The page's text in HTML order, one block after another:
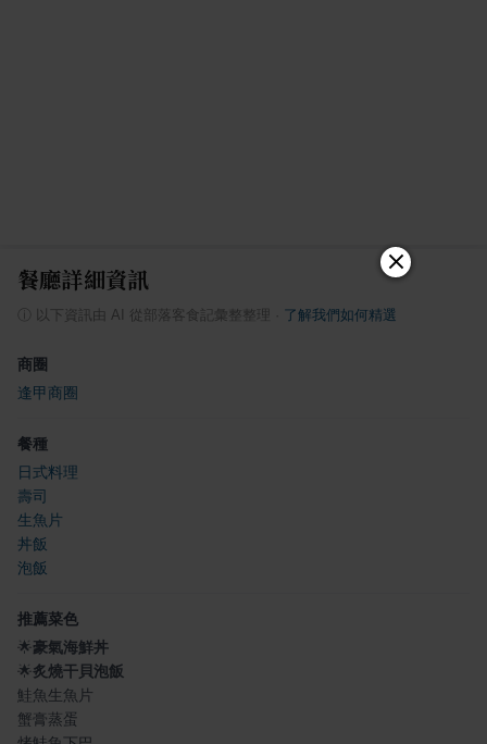
餐廳詳細資訊
ⓘ 以下資訊由 AI 從部落客食記彙整整理 了解我們如何精選
商圈
逢甲商圈
餐種
日式料理
壽司
生魚片
丼飯
泡飯
推薦菜色
🌟豪氣海鮮丼
🌟炙燒干貝泡飯
鮭魚生魚片
蟹膏蒸蛋